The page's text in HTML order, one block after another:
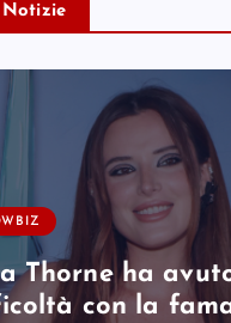
Thorne ha
con la